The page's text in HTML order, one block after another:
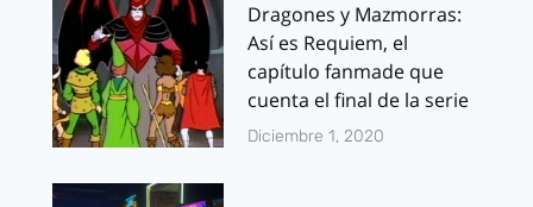
Dragones y Mazmorras:
Así es Requiem, el
capítulo fanmade que
cuenta el final de la serie
Diciembre 1, 2020